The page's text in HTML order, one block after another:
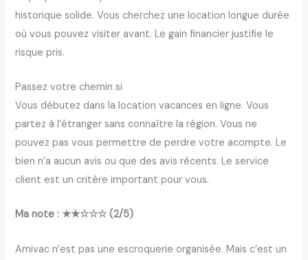
historique solide. Vous cherchez une location longue durée
où vous pouvez visiter avant. Le gain financier justifie le
risque pris.
Passez votre chemin si
Vous débutez dans la location vacances en ligne. Vous
partez à l’étranger sans connaître la région. Vous ne
pouvez pas vous permettre de perdre votre acompte. Le
bien n’a aucun avis ou que des avis récents. Le service
client est un critère important pour vous.
Ma note : ★★☆☆☆ (2/5)
Amivac n’est pas une escroquerie organisée. Mais c’est un